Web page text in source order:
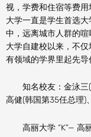
视，学费和住宿等费
大学一直是学生首选
中，远离城市人群的
大学自建校以来，不
有领域的学界里起先导
知名校友：金泳三(
高健(韩国第35任总理)
高丽大学 “K”— 高